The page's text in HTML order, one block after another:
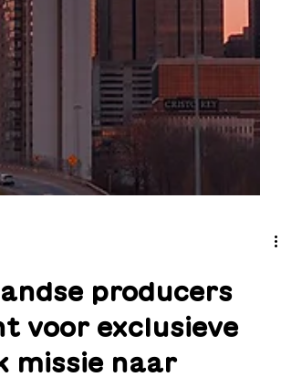
producers
voor exclusieve